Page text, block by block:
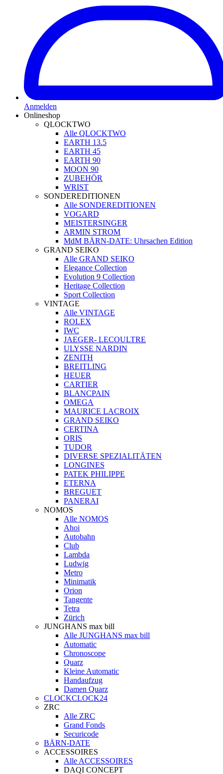
Anmelden
Onlineshop
QLOCKTWO
Alle QLOCKTWO
EARTH 13.5
EARTH 45
EARTH 90
MOON 90
ZUBEHÖR
WRIST
SONDEREDITIONEN
Alle SONDEREDITIONEN
VOGARD
MEISTERSINGER
ARMIN STROM
MdM BÄRN-DATE: Uhrsachen Edition
GRAND SEIKO
Alle GRAND SEIKO
Elegance Collection
Evolution 9 Collection
Heritage Collection
Sport Collection
VINTAGE
Alle VINTAGE
ROLEX
IWC
JAEGER- LECOULTRE
ULYSSE NARDIN
ZENITH
BREITLING
HEUER
CARTIER
BLANCPAIN
OMEGA
MAURICE LACROIX
GRAND SEIKO
CERTINA
ORIS
TUDOR
DIVERSE SPEZIALITÄTEN
LONGINES
PATEK PHILIPPE
ETERNA
BREGUET
PANERAI
NOMOS
Alle NOMOS
Ahoi
Autobahn
Club
Lambda
Ludwig
Metro
Minimatik
Orion
Tangente
Tetra
Zürich
JUNGHANS max bill
Alle JUNGHANS max bill
Automatic
Chronoscope
Quarz
Kleine Automatic
Handaufzug
Damen Quarz
CLOCKCLOCK24
ZRC
Alle ZRC
Grand Fonds
Securicode
BÄRN-DATE
ACCESSOIRES
Alle ACCESSOIRES
DAQI CONCEPT